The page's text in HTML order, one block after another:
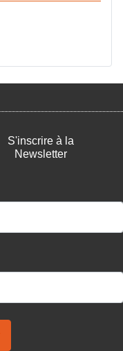
S'inscrire à la
Newsletter